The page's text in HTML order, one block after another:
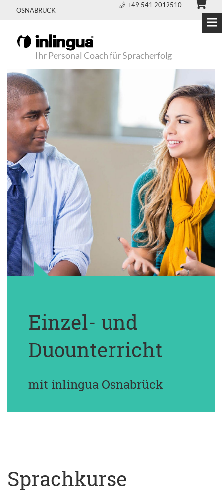
OSNABRÜCK
+49 541 2019510
Ihr Personal Coach für Spracherfolg
Einzel- und
Duounterricht
mit inlingua Osnabrück
Sprachkurse